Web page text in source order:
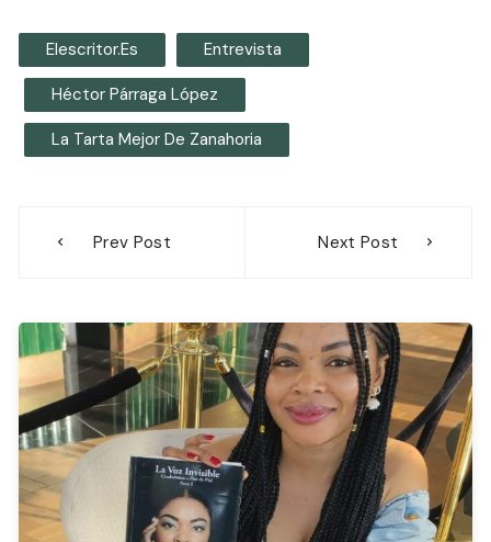
Elescritor.es Entrevista
Héctor Párraga López
La Tarta Mejor De Zanahoria
Prev Post Next Post